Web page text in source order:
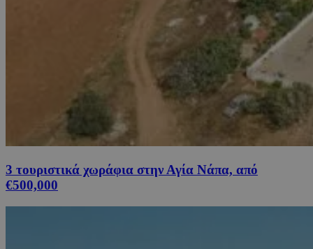
3 τουριστικά χωράφια στην Αγία Νάπα, από
€500,000